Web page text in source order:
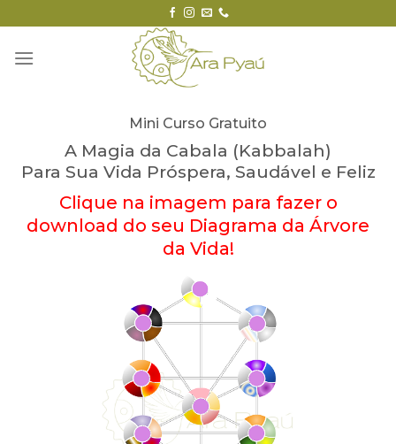
to
content
Mini Curso Gratuito
A Magia da Cabala (Kabbalah)
Para Sua Vida Próspera, Saudável e Feliz
Clique na imagem para fazer o
download do seu Diagrama da Árvore
da Vida!